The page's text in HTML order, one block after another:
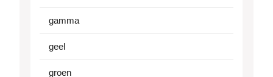
gamma
geel
groen